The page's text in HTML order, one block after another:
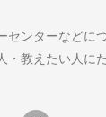
センターなどに
・教えたい人に